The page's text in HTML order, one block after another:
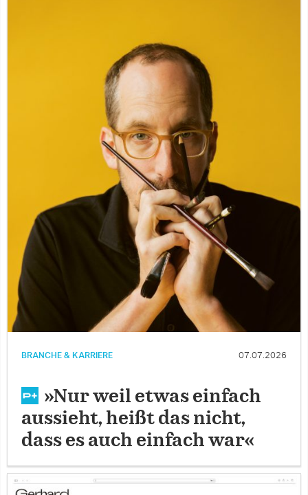
BRANCHE & KARRIERE 07.07.2026
»Nur weil etwas einfach
aussieht, heißt das nicht,
dass es auch einfach war«